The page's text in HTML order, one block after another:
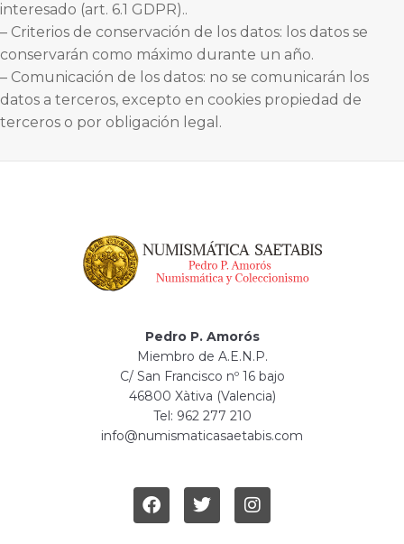
interesado (art. 6.1 GDPR)..
– Criterios de conservación de los datos: los datos se
conservarán como máximo durante un año.
– Comunicación de los datos: no se comunicarán los
datos a terceros, excepto en cookies propiedad de
terceros o por obligación legal.
Pedro P. Amorós
Miembro de A.E.N.P.
C/ San Francisco nº 16 bajo
46800 Xàtiva (Valencia)
Tel: 962 277 210
info@numismaticasaetabis.com